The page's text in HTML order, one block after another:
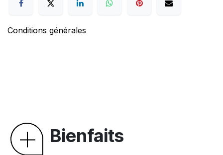
Conditions générales
Bienfaits